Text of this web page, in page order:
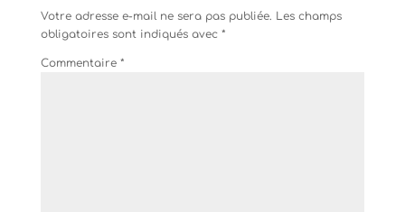
Votre adresse e-mail ne sera pas publiée. Les champs
obligatoires sont indiqués avec *
Commentaire *